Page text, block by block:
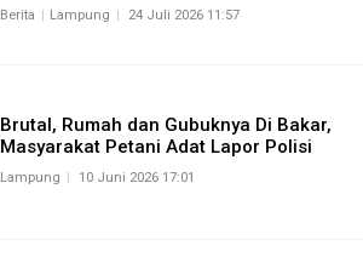
Berita Lampung 24 Juli 2026 11:57
Brutal, Rumah dan Gubuknya Di Bakar,
Masyarakat Petani Adat Lapor Polisi
Lampung 10 Juni 2026 17:01